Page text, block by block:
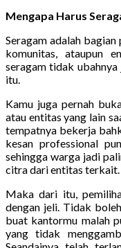
Mengapa Harus
Seragam adalah
komunitas, ataupun
seragam tidak
itu.
Kamu juga pernah
atau entitas yang lain
tempatnya bekerja
kesan professional
sehingga warga jadi
citra dari entitas terkait.
Maka dari itu,
dengan jeli. Tidak
buat kantormu malah
yang tidak